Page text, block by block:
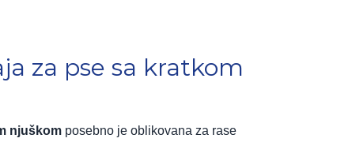
za pse sa kratkom
njuškomposebno je oblikovana za rase